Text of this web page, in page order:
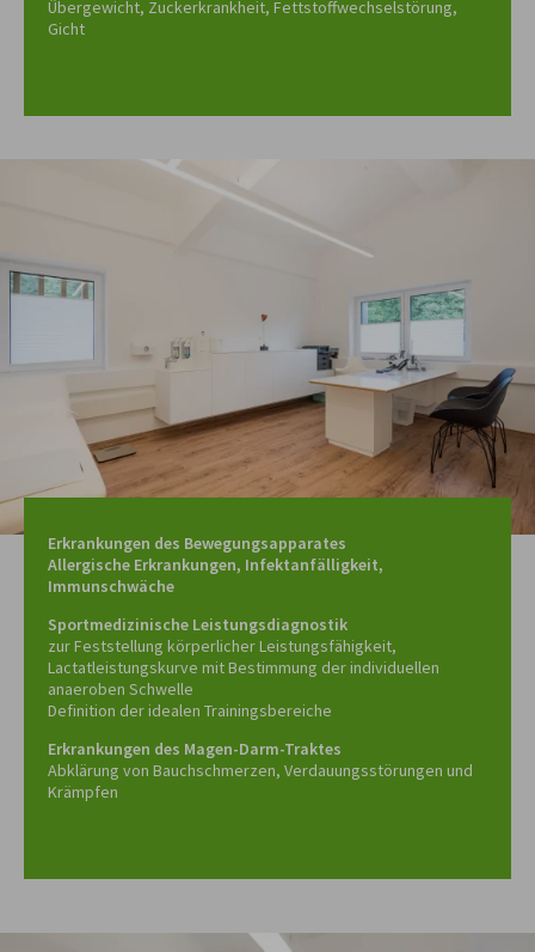
Übergewicht, Zuckerkrankheit, Fettstoffwechselstörung,
Gicht
Erkrankungen des Bewegungsapparates
Allergische Erkrankungen, Infektanfälligkeit,
Immunschwäche
Sportmedizinische Leistungsdiagnostik
zur Feststellung körperlicher Leistungsfähigkeit,
Lactatleistungskurve mit Bestimmung der individuellen
anaeroben Schwelle
Definition der idealen Trainingsbereiche
Erkrankungen des Magen-Darm-Traktes
Abklärung von Bauchschmerzen, Verdauungsstörungen und
Krämpfen